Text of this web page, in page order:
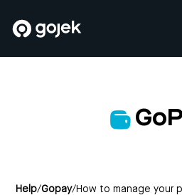
Help/Gopay/How to manage your